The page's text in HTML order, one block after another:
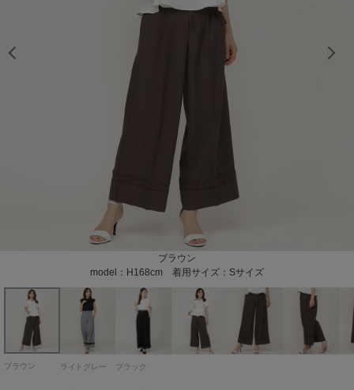
ブラウン
model：H168cm 着用サイズ：Sサイズ
ライトグレー
model：H168cm 着用サイズ：Sサイズ
ブラック
model：H163cm 着用サイズ：Mサイズ
model：H168cm 着用サイズ：Sサイズ
model：H168cm 着用サイズ：Sサイズ
model：H168cm 着用サイズ：Sサイズ
model：H168cm 着用サイズ：Sサイズ
model：H168cm 着用サイズ：Sサイズ
model：H168cm 着用サイズ：Sサイズ
model：H168cm 着用サイズ：Sサイズ
model：H168cm 着用サイズ：Sサイズ
model：H163cm 着用サイズ：Mサイズ
model：H163cm 着用サイズ：Mサイズ
model：H163cm 着用サイズ：Mサイズ
model：H163cm 着用サイズ：Mサイズ
ブラウン ライトグレー ブラック